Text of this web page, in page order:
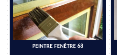
PEINTRE FENÊTRE 68